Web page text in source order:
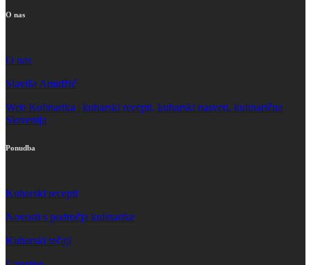
O nas
O nas
Slaviša Amidžić
Web Kulinarika | kuharski recepti, kuharski nasveti, kulinarična
Slovenija
Ponudba
Kuharski recepti
Novosti s področja kulinarike
Kuharski tečaji